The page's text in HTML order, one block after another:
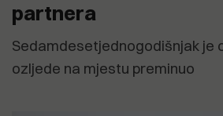
partnera
Sedamdesetjednogodišnjak je
ozljede na mjestu preminuo